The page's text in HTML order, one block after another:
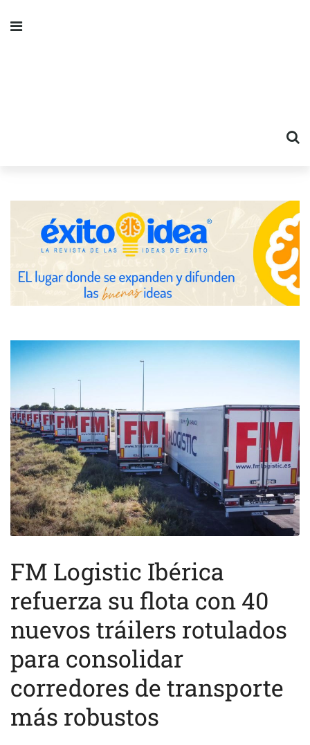
FM Logistic Ibérica
refuerza su flota con 40
nuevos tráilers rotulados
para consolidar
corredores de transporte
más robustos